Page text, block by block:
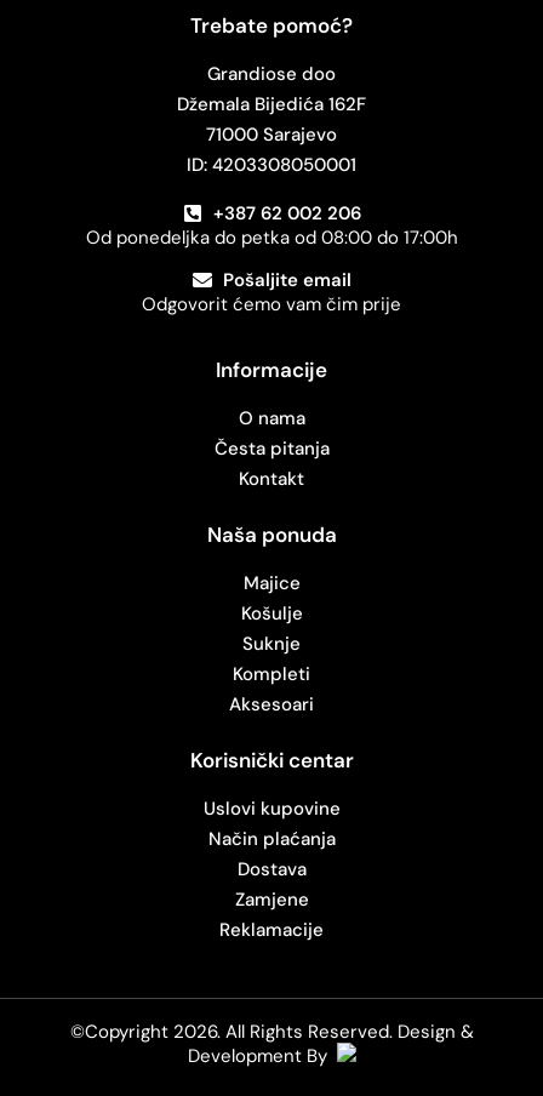
Trebate pomoć?
Grandiose doo
Džemala Bijedića 162F
71000 Sarajevo
ID: 4203308050001
+387 62 002 206
Od ponedeljka do petka od 08:00 do 17:00h
Pošaljite email
Odgovorit ćemo vam čim prije
Informacije
O nama
Česta pitanja
Kontakt
Naša ponuda
Majice
Košulje
Suknje
Kompleti
Aksesoari
Korisnički centar
Uslovi kupovine
Način plaćanja
Dostava
Zamjene
Reklamacije
©Copyright 2026. All Rights Reserved. Design &
Development By